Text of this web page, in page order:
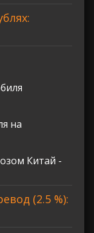
на
Китай -
(2.5 %):